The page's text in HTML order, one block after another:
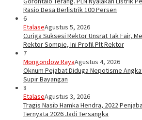
Rasio Desa Berlistrik 100 Persen
6
EtalaseAgustus 5, 2026
Curiga Suksesi Rektor Unsrat Tak Fair,
Rektor Sompie, Ini Profil Plt Rektor
7
Mongondow RayaAgustus 4, 2026
Oknum Pejabat Diduga Nepotisme
Supir Bayangan
8
EtalaseAgustus 3, 2026
Tragis Nasib Hamka Hendra, 2022
Ternyata 2026 Jadi Tersangka